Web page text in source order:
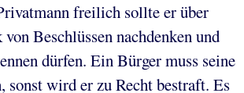
freilich sollte er über
Beschlüssen nachdenken und
dürfen. Ein Bürger muss seine
sonst wird er zu Recht bestraft. Es